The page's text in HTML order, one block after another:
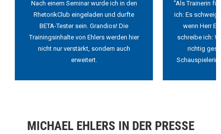
Nach einem Seminar wurde ich in den
RhetorikClub eingeladen und durfte
BETA-Tester sein. Grandios! Die
Trainingsinhalte von Ehlers werden hier
nicht nur verstärkt, sondern auch
erweitert.
"Als Trainerin
ich: Es
wenn Herr
schreibe ich:
richtig
Schauspielerin
MICHAEL EHLERS IN DER PRESSE